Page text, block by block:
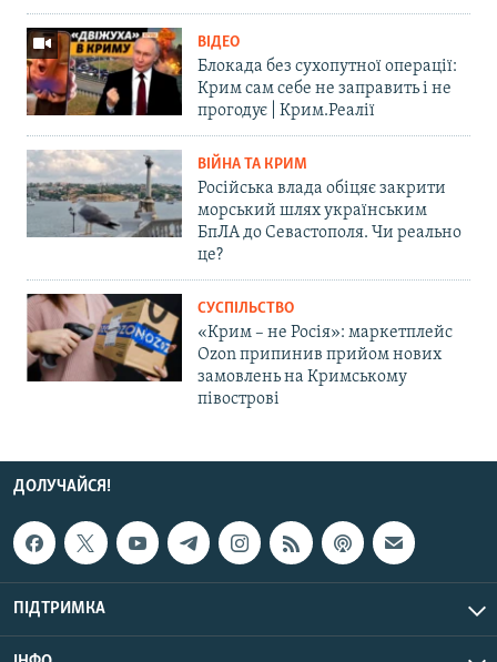
ВІДЕО
Блокада без сухопутної операції:
Крим сам себе не заправить і не
прогодує | Крим.Реалії
ВІЙНА ТА КРИМ
Російська влада обіцяє закрити
морський шлях українським
БпЛА до Севастополя. Чи реально
це?
СУСПІЛЬСТВО
«Крим – не Росія»: маркетплейс
Ozon припинив прийом нових
замовлень на Кримському
півострові
ДОЛУЧАЙСЯ!
ПІДТРИМКА